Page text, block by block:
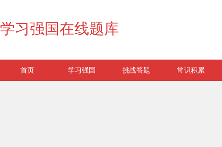
学习强国在线题库
首页 学习强国 挑战答题 常识积累